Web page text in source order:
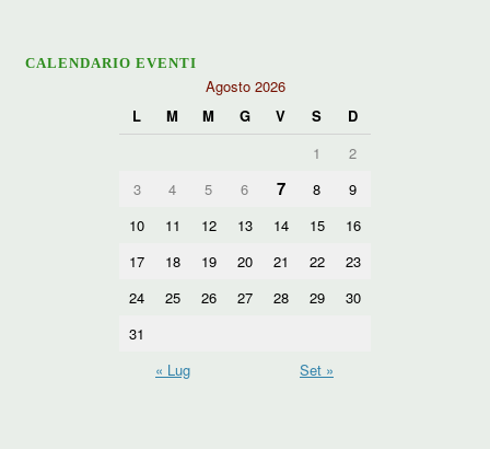
CALENDARIO EVENTI
Agosto 2026
L
M M G V S
D
1
2
3
4 5 6 7 8
9
10
11 12 13 14 15
16
17
18 19 20 21 22
23
24
25 26 27 28 29
30
31
« Lug
Set »